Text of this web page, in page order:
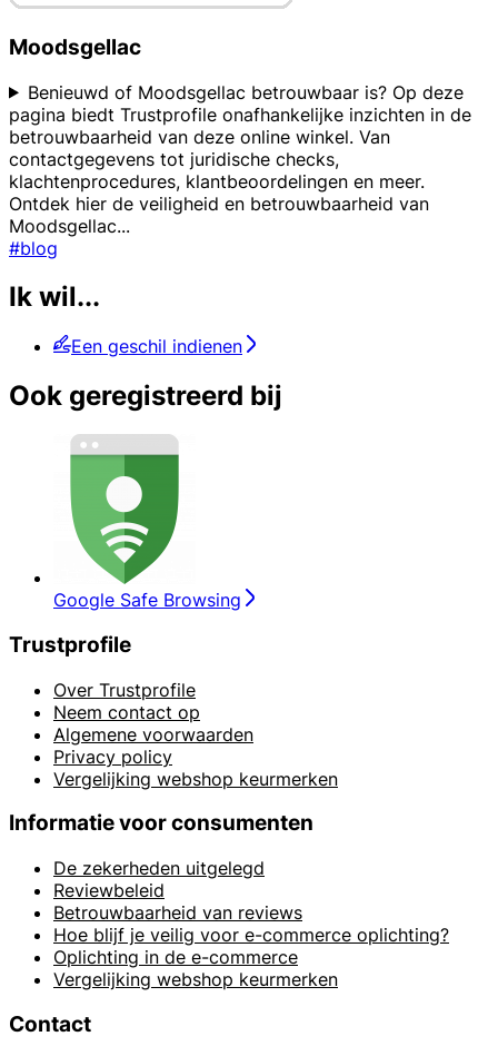
Moodsgellac
Benieuwd of Moodsgellac betrouwbaar is? Op deze
pagina biedt Trustprofile onafhankelijke inzichten in de
betrouwbaarheid van deze online winkel. Van
contactgegevens tot juridische checks,
klachtenprocedures, klantbeoordelingen en meer.
Ontdek hier de veiligheid en betrouwbaarheid van
Moodsgellac...
#blog
Ik wil...
Een geschil indienen
Ook geregistreerd bij
Google Safe Browsing
Trustprofile
Over Trustprofile
Neem contact op
Algemene voorwaarden
Privacy policy
Vergelijking webshop keurmerken
Informatie voor consumenten
De zekerheden uitgelegd
Reviewbeleid
Betrouwbaarheid van reviews
Hoe blijf je veilig voor e-commerce oplichting?
Oplichting in de e-commerce
Vergelijking webshop keurmerken
Contact